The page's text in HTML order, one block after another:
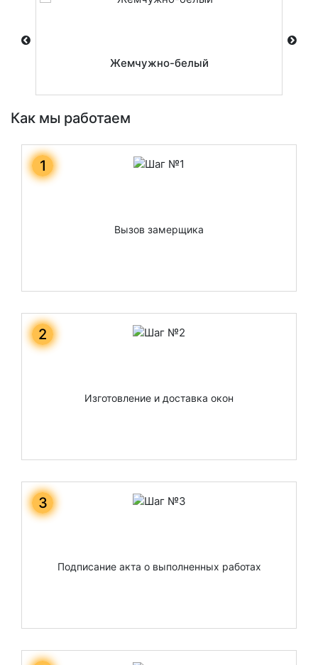
Жемчужно-белый
Как мы работаем
Вызов замерщика
1
Изготовление и доставка окон
2
Подписание акта о выполненных работах
3